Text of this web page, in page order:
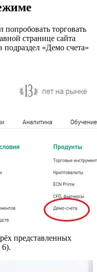
торговать
странице сайта
подраздел «Демо счета»
представленных
6).